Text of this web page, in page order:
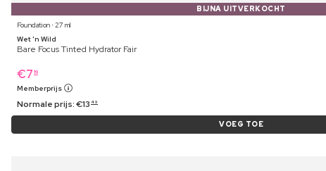
BIJNA UITVERKOCHT
Foundation ⋅ 27 ml
Wet 'n Wild
Bare Focus Tinted Hydrator Fair
€7 19
Memberprijs
Normale prijs:€13 49
VOEG TOE